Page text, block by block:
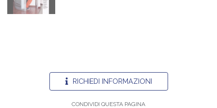
RICHIEDI INFORMAZIONI
CONDIVIDI QUESTA PAGINA